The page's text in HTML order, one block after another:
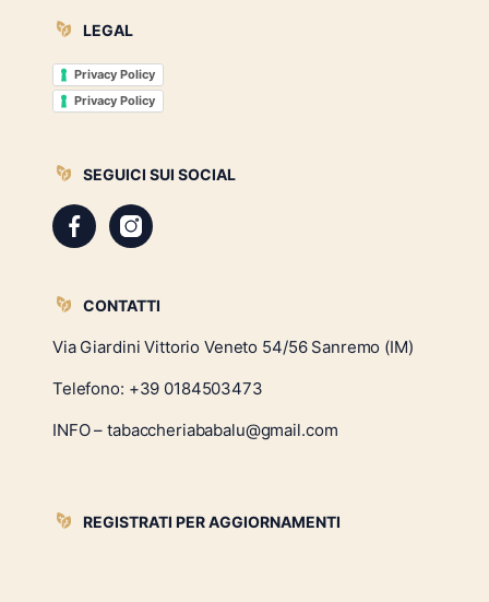
LEGAL
Privacy Policy
Privacy Policy
SEGUICI SUI SOCIAL
CONTATTI
Via Giardini Vittorio Veneto 54/56 Sanremo (IM)
Telefono: +39 0184503473
INFO – tabaccheriababalu@gmail.com
REGISTRATI PER AGGIORNAMENTI